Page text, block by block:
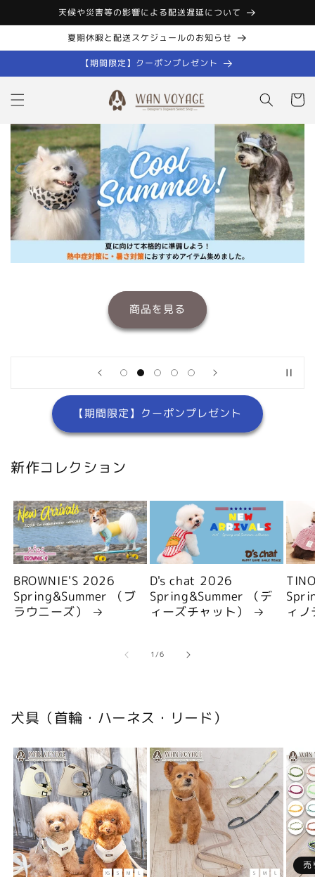
コンテン
ツに進む
天候や災害等の影響による配送遅延について
夏期休暇と配送スケジュールのお知らせ
【期間限定】クーポンプレゼント
ー
商品を見る
【期間限定】クーポンプレゼント
新作コレクション
BROWNIE'S 2026
Spring&Summer （ブ
ラウニーズ）
D's chat 2026
Spring&Summer （デ
ィーズチャット）
ィ
1/の
6
犬具（首輪・ハーネス・リード）
売